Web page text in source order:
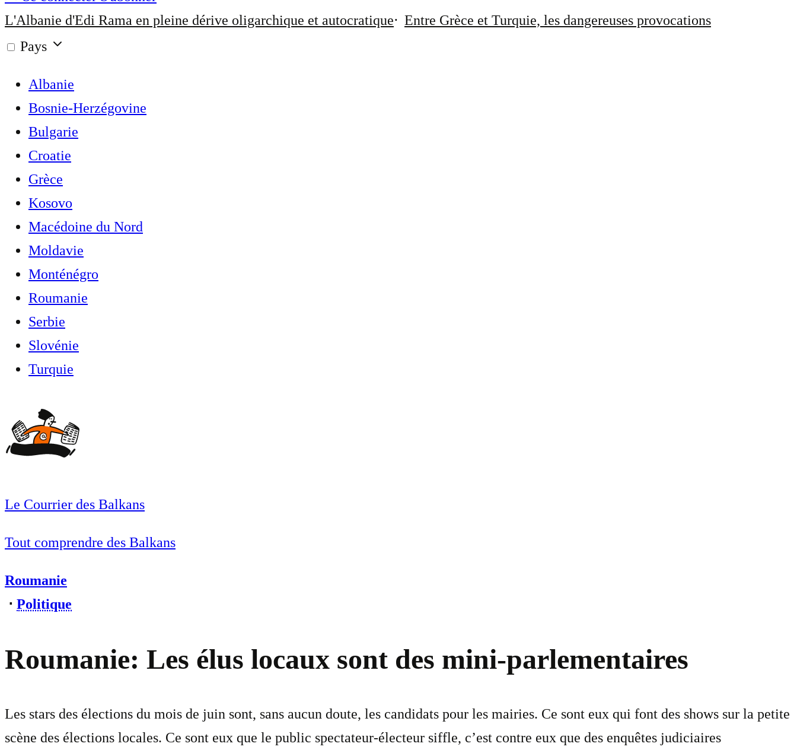
L'Albanie d'Edi Rama en pleine dérive oligarchique et autocratique
Entre Grèce et Turquie, les dangereuses provocations
Pays
Albanie
Bosnie-Herzégovine
Bulgarie
Croatie
Grèce
Kosovo
Macédoine du Nord
Moldavie
Monténégro
Roumanie
Serbie
Slovénie
Turquie
Le Courrier des Balkans
Tout comprendre des Balkans
Roumanie
⋅ Politique
Roumanie: Les élus locaux sont des mini-parlementaires
Les stars des élections du mois de juin sont, sans aucun doute, les candidats pour les mairies. Ce sont eux qui font des shows sur la petite
scène des élections locales. Ce sont eux que le public spectateur-électeur siffle, c’est contre eux que des enquêtes judiciaires